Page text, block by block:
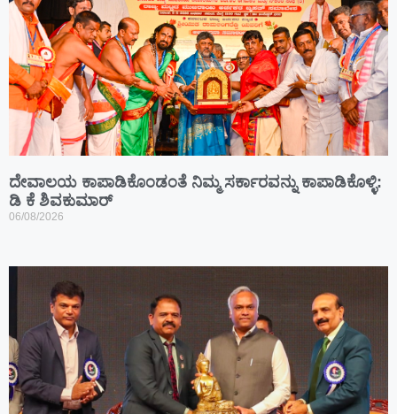
ದೇವಾಲಯ ಕಾಪಾಡಿಕೊಂಡಂತೆ ನಿಮ್ಮ ಸರ್ಕಾರವನ್ನು ಕಾಪಾಡಿಕೊಳ್ಳಿ:
ಡಿ ಕೆ ಶಿವಕುಮಾರ್
06/08/2026